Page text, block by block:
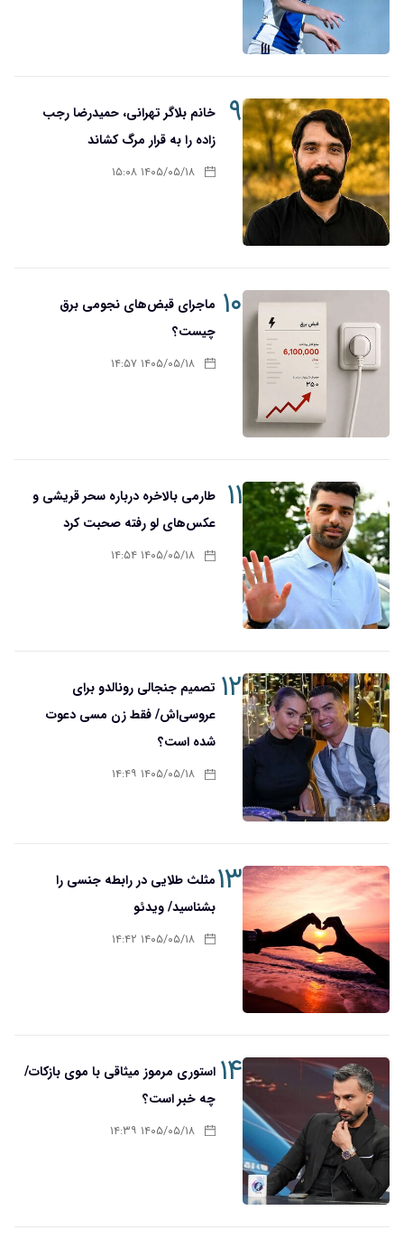
۹
خانم بلاگر تهرانی، حمیدرضا رجب
زاده را به قرار مرگ کشاند
۱۴۰۵/۰۵/۱۸ ۱۵:۰۸
۱۰ ماجرای قبض‌های نجومی برق
چیست؟
۱۴۰۵/۰۵/۱۸ ۱۴:۵۷
۱۱
طارمی بالاخره درباره سحر قریشی و
عکس‌های لو رفته صحبت کرد
۱۴۰۵/۰۵/۱۸ ۱۴:۵۴
۱۲ تصمیم جنجالی رونالدو برای
عروسی‌اش/ فقط زن مسی دعوت
شده است؟
۱۴۰۵/۰۵/۱۸ ۱۴:۴۹
۱۳مثلث طلایی در رابطه جنسی را
بشناسید/ ویدئو
۱۴۰۵/۰۵/۱۸ ۱۴:۴۲
۱۴ استوری مرموز میثاقی با موی بازکات/
چه خبر است؟
۱۴۰۵/۰۵/۱۸ ۱۴:۳۹